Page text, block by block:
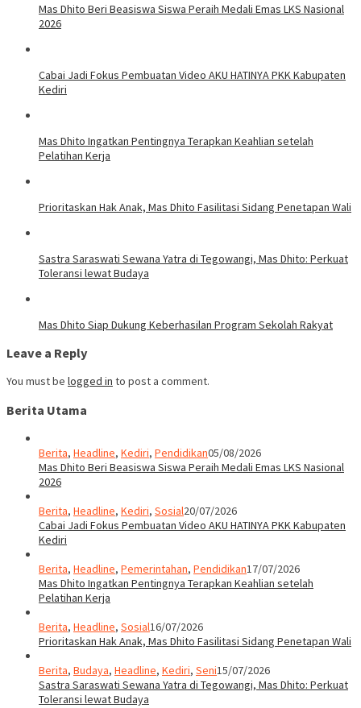
Mas Dhito Beri Beasiswa Siswa Peraih Medali Emas LKS Nasional
2026
Cabai Jadi Fokus Pembuatan Video AKU HATINYA PKK Kabupaten
Kediri
Mas Dhito Ingatkan Pentingnya Terapkan Keahlian setelah
Pelatihan Kerja
Prioritaskan Hak Anak, Mas Dhito Fasilitasi Sidang Penetapan Wali
Sastra Saraswati Sewana Yatra di Tegowangi, Mas Dhito: Perkuat
Toleransi lewat Budaya
Mas Dhito Siap Dukung Keberhasilan Program Sekolah Rakyat
Leave a Reply
You must be logged in to post a comment.
Berita Utama
Berita, Headline, Kediri, Pendidikan05/08/2026
Mas Dhito Beri Beasiswa Siswa Peraih Medali Emas LKS Nasional
2026
Berita, Headline, Kediri, Sosial20/07/2026
Cabai Jadi Fokus Pembuatan Video AKU HATINYA PKK Kabupaten
Kediri
Berita, Headline, Pemerintahan, Pendidikan17/07/2026
Mas Dhito Ingatkan Pentingnya Terapkan Keahlian setelah
Pelatihan Kerja
Berita, Headline, Sosial16/07/2026
Prioritaskan Hak Anak, Mas Dhito Fasilitasi Sidang Penetapan Wali
Berita, Budaya, Headline, Kediri, Seni15/07/2026
Sastra Saraswati Sewana Yatra di Tegowangi, Mas Dhito: Perkuat
Toleransi lewat Budaya